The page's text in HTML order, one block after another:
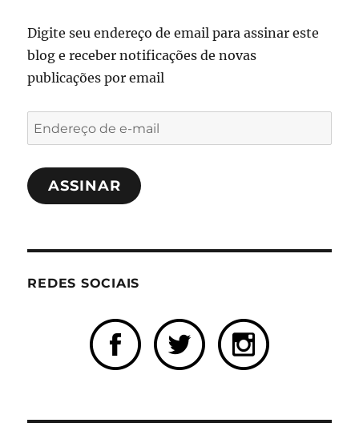
Digite seu endereço de email para assinar este
blog e receber notificações de novas
publicações por email
Endereço
de
e-
mailASSINAR
REDES SOCIAIS